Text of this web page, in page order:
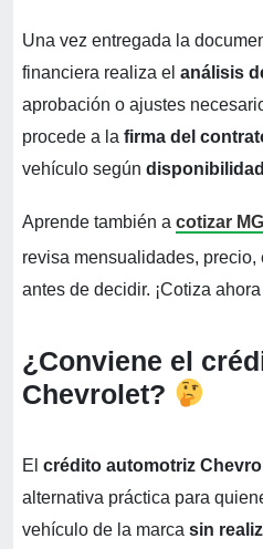
Una vez entregada la
financiera realiza el análisis
aprobación o ajustes
procede a la firma del
vehículo según
Aprende también a cotizar
revisa mensualidades, precio,
antes de decidir. ¡Cotiza
¿Conviene el
Chevrolet?
El crédito automotriz
alternativa práctica para
vehículo de la marca sin